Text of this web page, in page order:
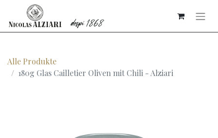
Alle Produkte
180g Glas Cailletier Oliven mit Chili - Alziari